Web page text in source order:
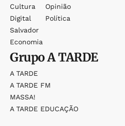
Cultura
Digital
Salvador
Economia
Opinião
Política
GrupoA TARDE
A TARDE
A TARDE FM
MASSA!
A TARDE EDUCAÇÃO